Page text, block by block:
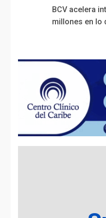
Reading
BCV acelera
millones en lo